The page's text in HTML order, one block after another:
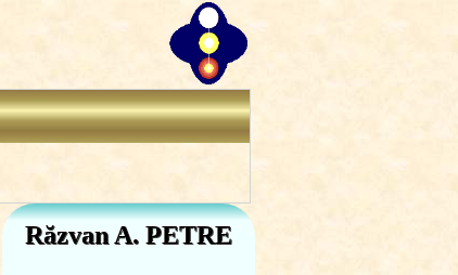
Răzvan A. PETRE